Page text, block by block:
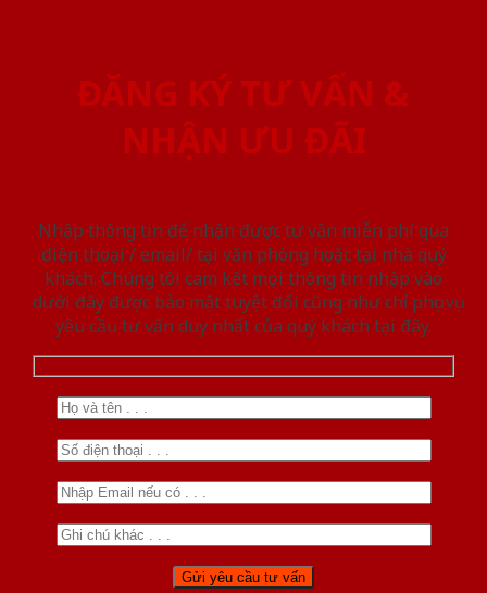
ĐĂNG KÝ TƯ VẤN &
NHẬN ƯU ĐÃI
Nhập thông tin để nhận được tư vấn miễn phí qua
điện thoại / email/ tại văn phòng hoặc tại nhà quý
khách. Chúng tôi cam kết mọi thông tin nhập vào
dưới đây được bảo mật tuyệt đối cũng như chỉ phục vụ
yêu cầu tư vấn duy nhất của quý khách tại đây.